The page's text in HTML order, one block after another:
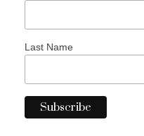
Last Name